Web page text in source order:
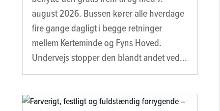
august 2026. Bussen kører alle hverdage
fire gange dagligt i begge retninger
mellem Kerteminde og Fyns Hoved.
Undervejs stopper den blandt andet ved...